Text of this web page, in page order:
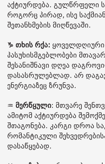
აქტიურდება. გულწრფელი
როგორც პირად, ისე
შეთანხმების მიღწევაში.
♑️ თხის რქა: ყოველდღიური
პასუხისმგებლობები
შესანიშნავი დღეა
დასასრულებლად. არ
ენერგიაზეც ზრუნვა.
♒️ მერწყული: მთვარე
ამიტომ აქტიურდება
შთაგონება. კარგი დროა
რომანტიკული
დასაწყებად.